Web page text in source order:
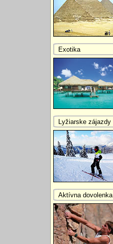
Exotika
Lyžiarske zájazdy
Aktívna dovolenka